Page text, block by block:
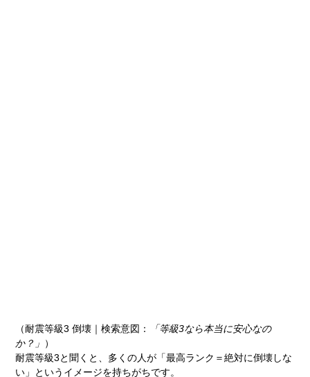
（耐震等級3 倒壊｜検索意図：
「等級3なら本当に安心なの
か？」 ）
耐震等級3と聞くと、多くの人が「最高ランク＝絶対に倒壊しな
い」というイメージを持ちがちです。